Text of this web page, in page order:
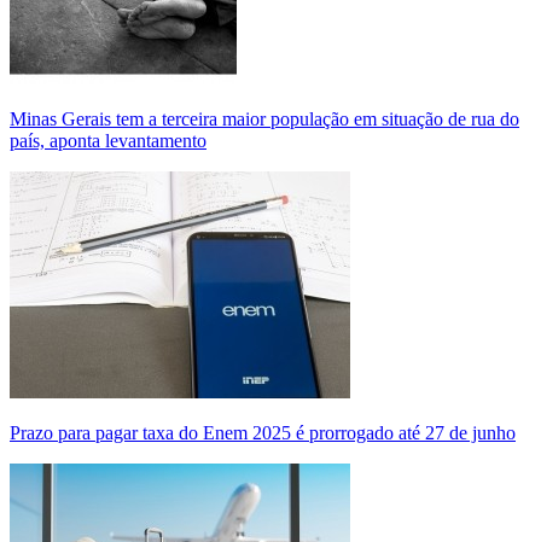
Minas Gerais tem a terceira maior população em situação de rua do
país, aponta levantamento
Prazo para pagar taxa do Enem 2025 é prorrogado até 27 de junho